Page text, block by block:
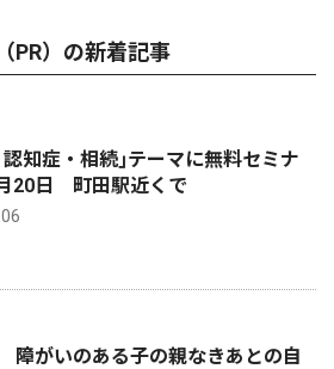
PR）の新着記事
認知症・相続｣テーマに無料セミナ
20日 町田駅近くで
がいのある子の親なきあとの自